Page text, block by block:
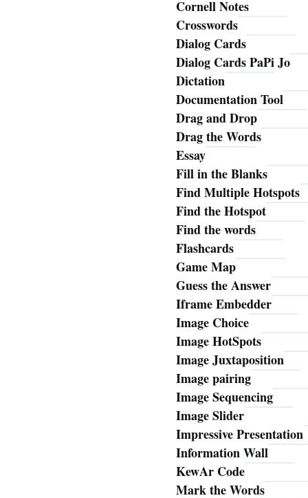
Cornell Notes
Crosswords
Dialog Cards
Dialog Cards PaPi Jo
Dictation
Documentation Tool
Drag and Drop
Drag the Words
Essay
Fill in the Blanks
Find Multiple Hotspots
Find the Hotspot
Find the words
Flashcards
Game Map
Guess the Answer
Iframe Embedder
Image Choice
Image HotSpots
Image Juxtaposition
Image pairing
Image Sequencing
Image Slider
Impressive Presentation
Information Wall
KewAr Code
Mark the Words